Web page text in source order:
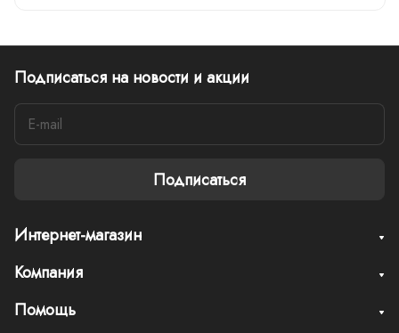
Подписаться на новости и акции
Подписаться
Интернет-магазин
Компания
Помощь